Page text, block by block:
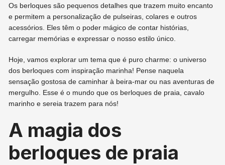
Os berloques são pequenos detalhes que trazem muito encanto
e permitem a personalização de pulseiras, colares e outros
acessórios. Eles têm o poder mágico de contar histórias,
carregar memórias e expressar o nosso estilo único.
Hoje, vamos explorar um tema que é puro charme: o universo
dos berloques com inspiração marinha! Pense naquela
sensação gostosa de caminhar à beira-mar ou nas aventuras de
mergulho. Esse é o mundo que os berloques de praia, cavalo
marinho e sereia trazem para nós!
A magia dos
berloques de praia